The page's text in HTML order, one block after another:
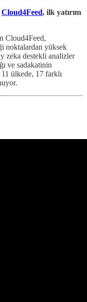
Cloud4Feed, ilk yatırım
Cloud4Feed,
noktalardan yüksek
zeka destekli analizler
ve sadakatinin
11 ülkede, 17 farklı